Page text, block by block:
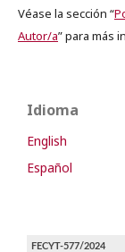
Véase la sección “
Autor/a” para más
Idioma
English
Español